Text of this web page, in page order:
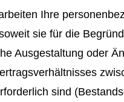
Ihre
sie für die
Ausgestaltung oder
sind